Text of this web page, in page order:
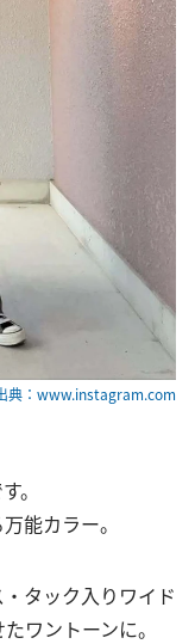
典：www.instagram.com
。
能カラー。
タック入りワイド
ワントーンに。